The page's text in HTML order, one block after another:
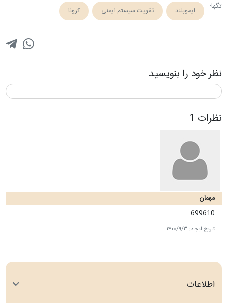
تگ‎ها: ایموبلند تقویت سیستم ایمنی کرونا
نظر خود را بنویسید
نظرات 1
مهمان
699610
تاریخ ایجاد: ۱۴۰۰/۹/۳
اطلاعات